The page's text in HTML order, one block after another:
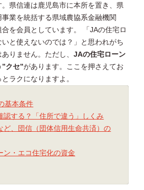
県信連は鹿児島市に本所を置き、県
業を統括する県域農協系金融機関
を会員としています。 「JAの住宅ロ
と使えないのでは？」と思われがち
りません。ただし、 JAの住宅ローン
クセ”があります。ここを押さえてお
ラクになりますよ。
基本条件
認する？「住所で違う」しくみ
ど、団信（団体信用生命共済）の
ン・エコ住宅化の資金